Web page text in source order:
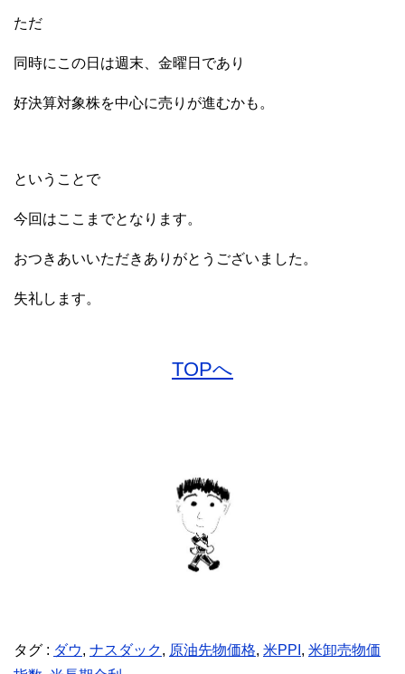
ただ
同時にこの日は週末、金曜日であり
好決算対象株を中心に売りが進むかも。
ということで
今回はここまでとなります。
おつきあいいただきありがとうございました。
失礼します。
TOPへ
タグ : ダウ, ナスダック, 原油先物価格, 米PPI , 米卸売物価